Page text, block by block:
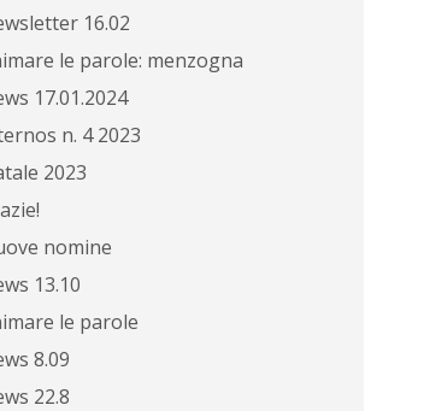
16.02
le parole: menzogna
17.01.2024
n. 4 2023
2023
nomine
13.10
le parole
8.09
22.8